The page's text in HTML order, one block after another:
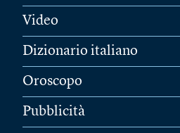
Video
Dizionario italiano
Oroscopo
Pubblicità